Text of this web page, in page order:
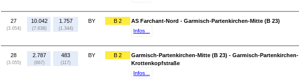
27
(3.054)
10.042
(7.638)
1.757
(1.344)
BY B 2
AS Farchant-Nord - Garmisch-Partenkirchen-Mitte (B 23)
Infos...
28
(3.055)
2.787
(667)
483
(117)
BY B 2
Garmisch-Partenkirchen-Mitte (B 23) - Garmisch-Partenkirchen-
Krottenkopfstraße
Infos...